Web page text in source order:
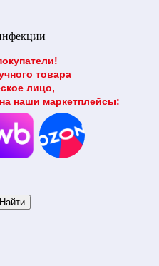
товара
лицо,
наши маркетплейсы: